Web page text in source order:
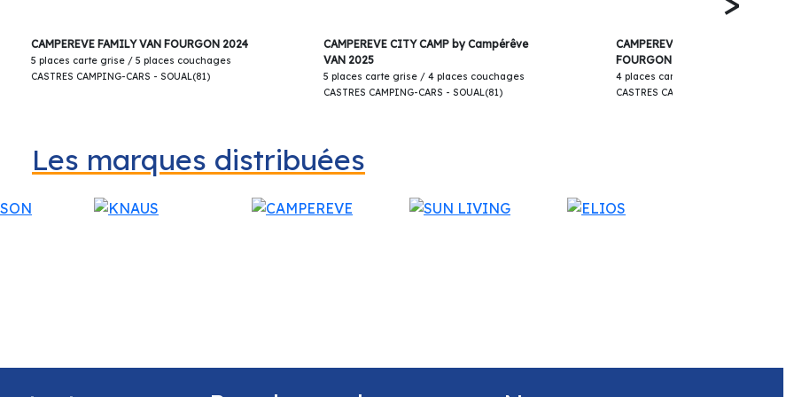
hauteur, pivotants avec 2 accoudoirs réglables +
antibrouillard + Inverseur de gaz automatique +
radio (ON, OFF, volume et stations)
avec écran 6,8” et fonctions APPLE CAR
CAMPEREVE FAMILY VAN FOURGON 2024
5 places carte grise / 5 places couchages
CASTRES CAMPING-CARS - SOUAL(81)
CAMPEREVE CITY CAMP by Campérêve
VAN 2025
5 places carte grise / 4 places couchages
CASTRES CAMPING-CARS - SOUAL(81)
CAMPEREVE MAGELLAN 643
FOURGON 2025
4 places carte grise / 3 places
CASTRES CAMPING-CARS -
Les marques distribuées